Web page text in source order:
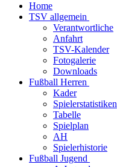
Home
TSV allgemein
Verantwortliche
Anfahrt
TSV-Kalender
Fotogalerie
Downloads
Fußball Herren
Kader
Spielerstatistiken
Tabelle
Spielplan
AH
Spielerhistorie
Fußball Jugend